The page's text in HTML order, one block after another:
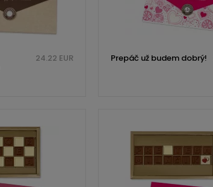
24.22 EUR Prepáč už budem dobrý!